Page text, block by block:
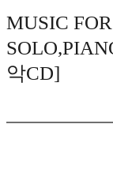
MUSIC
악CD]